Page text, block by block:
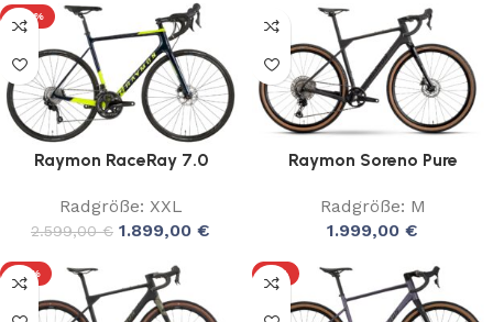
-27%
Raymon RaceRay 7.0
Radgröße: XXL
2.599,00€ 1.899,00 €
Raymon Soreno Pure
Radgröße: M
1.999,00 €
-10% -9%